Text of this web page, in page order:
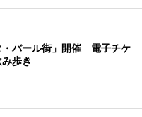
・バール街」開催 電子チケ
歩き